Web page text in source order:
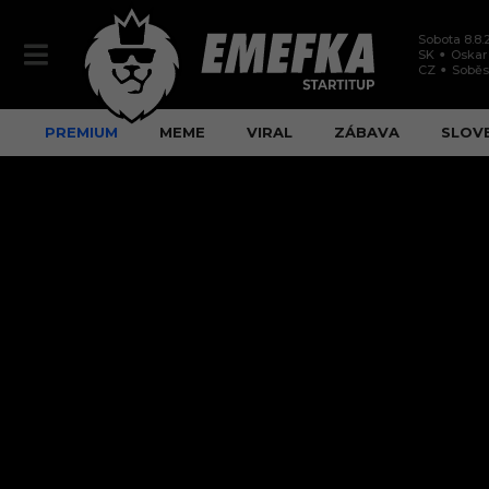
Sobota
SK
Oskar
CZ
PREMIUM MEME VIRAL ZÁBAVA